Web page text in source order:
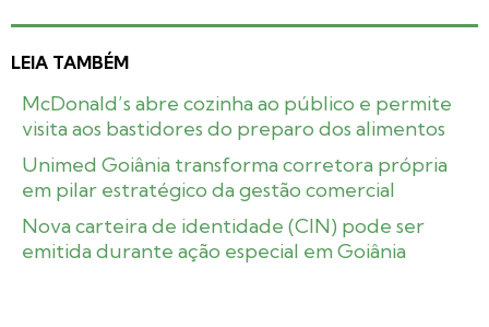
LEIA TAMBÉM
McDonald’s abre cozinha ao público e permite
visita aos bastidores do preparo dos alimentos
Unimed Goiânia transforma corretora própria
em pilar estratégico da gestão comercial
Nova carteira de identidade (CIN) pode ser
emitida durante ação especial em Goiânia